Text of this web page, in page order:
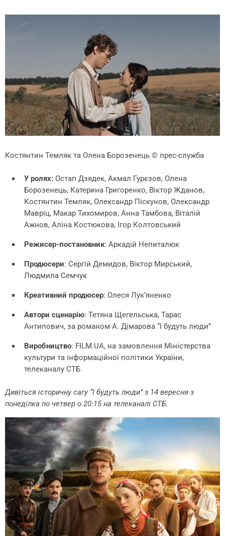
Костянтин Темляк та Олена Борозенець © прес-служба
У ролях: Остап Дзядек, Акмал Гурєзов, Олена
Борозенець, Катерина Григоренко, Віктор Жданов,
Костянтин Темляк, Олександр Піскунов, Олександр
Мавріц, Макар Тихомиров, Анна Тамбова, Віталій
Ажнов, Аліна Костюкова, Ігор Колтовський
Режисер-постановник: Аркадій Непиталюк
Продюсери: Сергій Демидов, Віктор Мирський,
Людмила Семчук
Креативний продюсер: Олеся Лук’яненко
Автори сценарію: Тетяна Щегельська, Тарас
Антипович, за романом А. Дімарова “І будуть люди”
Виробництво: FILM.UA, на замовлення Міністерства
культури та інформаційної політики України,
телеканалу СТБ
Дивіться історичну сагу “І будуть люди” з 14 вересня з
понеділка по четвер о 20:15 на телеканалі СТБ.